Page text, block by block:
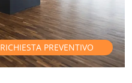
RICHIESTA PREVENTIVO